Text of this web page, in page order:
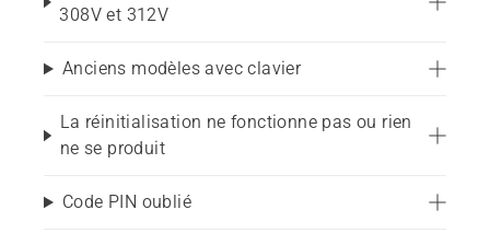
308V et 312V
Anciens modèles avec clavier
La réinitialisation ne fonctionne pas ou rien
ne se produit
Code PIN oublié